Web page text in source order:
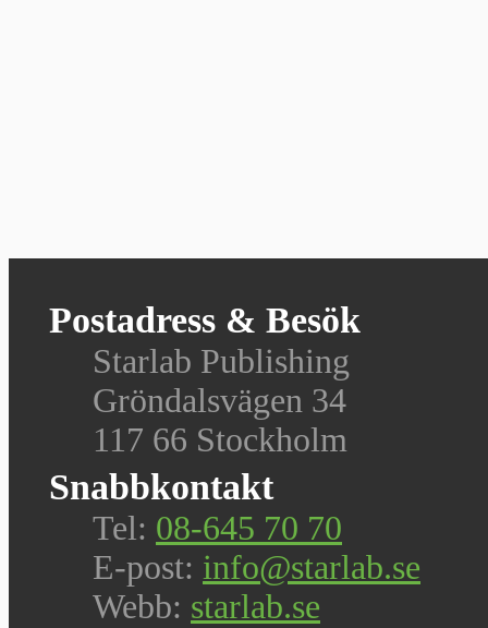
Postadress & Besök
Starlab Publishing
Gröndalsvägen 34
117 66 Stockholm
Snabbkontakt
Tel: 08-645 70 70
E-post: info@starlab.se
Webb: starlab.se